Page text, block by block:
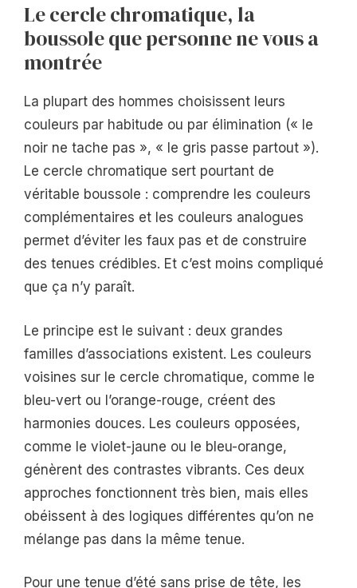
Le cercle chromatique, la
boussole que personne ne vous a
montrée
La plupart des hommes choisissent leurs
couleurs par habitude ou par élimination (« le
noir ne tache pas », « le gris passe partout »).
Le cercle chromatique sert pourtant de
véritable boussole : comprendre les couleurs
complémentaires et les couleurs analogues
permet d’éviter les faux pas et de construire
des tenues crédibles. Et c’est moins compliqué
que ça n’y paraît.
Le principe est le suivant : deux grandes
familles d’associations existent. Les couleurs
voisines sur le cercle chromatique, comme le
bleu-vert ou l’orange-rouge, créent des
harmonies douces. Les couleurs opposées,
comme le violet-jaune ou le bleu-orange,
génèrent des contrastes vibrants. Ces deux
approches fonctionnent très bien, mais elles
obéissent à des logiques différentes qu’on ne
mélange pas dans la même tenue.
Pour une tenue d’été sans prise de tête, les